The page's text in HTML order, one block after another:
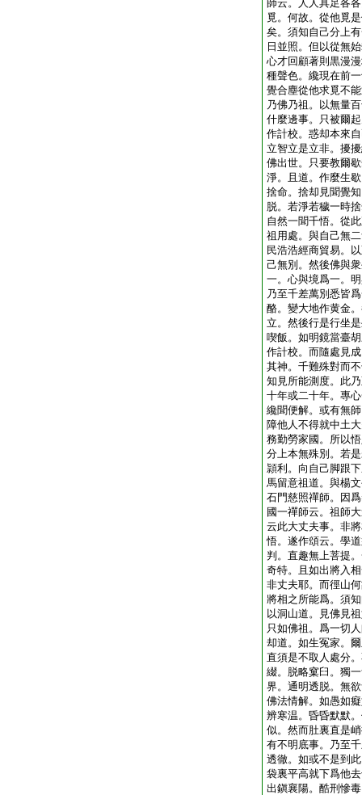
師云。人人具足各
覓。何故。從他覓
矣。須知自己分上
日並照。但以從無
心才回顧著則黒漫
種聲色。纔現在前
覺合塵從他求覓不
乃佛乃祖。以無量
什麼邊事。只被爾
作計校。惑却本來
立智立是立非。擾
佛出世。只要教爾
淨。且道。作麼生
捨命。捨却見聞覺
脱。若淨若穢一時
自然一聞千悟。從
祖用處。與自己無
民浩浩經商貿易。
己無別。然後佛與
一。心與境爲一。
乃至千差萬別悉皆
酪。變大地作黄金
立。然後行是行坐
喫飯。如明鏡當臺
作計校。而隨處見
其神。千難殊對而
知見所能測度。此
十年或二十年。專
纔聞便解。或有無
障他人不得就中土
務勤勞家國。所以
分上本無殊別。若
頴利。向自己脚跟
馬留意祖道。與楊
石門慈照禪師。因
國一禪師云。祖師
云此大丈夫事。非
悟。遂作頌云。學
判。直趣無上菩提
奇特。且如出將入
非丈夫耶。而徑山
將相之所能爲。須
以洞山道。見佛見
只如佛祖。爲一切
却道。如生冤家。
直須是不取人處分
綴。脱略窠臼。獨
界。通明透脱。無
佛法情解。如愚如
辨寒温。昏昏默默
似。然而肚裏直是
有不明底事。乃至
透徹。如或不是到
袋裏平高就下爲他
出鎭襄陽。酷刑慘